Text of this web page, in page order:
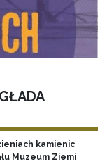
kamienic
Muzeum Ziemi